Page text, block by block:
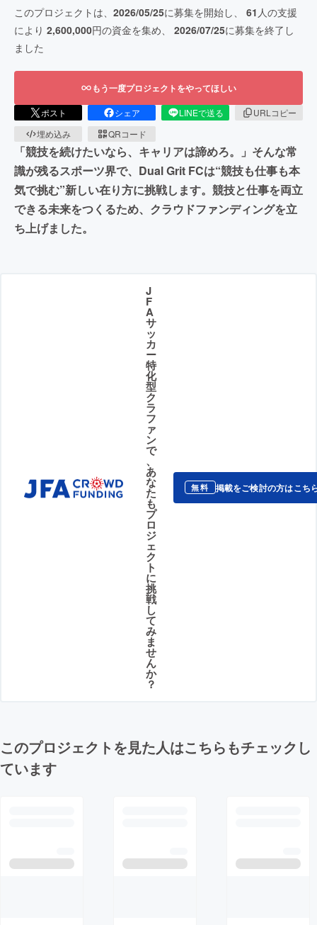
このプロジェクトは、 2026/05/25に募集を開始し、 61 人の支援
により 2,600,000円の資金を集め、 2026/07/25に募集を終了し
ました
もう一度プロジェクトをやってほしい
ポスト シェア LINEで送る
URLコピー
埋め込み
QRコード
「競技を続けたいなら、キャリアは諦めろ。」そんな常
識が残るスポーツ界で、Dual Grit FCは“競技も仕事も本
気で挑む”新しい在り方に挑戦します。競技と仕事を両立
できる未来をつくるため、クラウドファンディングを立
ち上げました。
J
F
A
サ
ッ
カ
ー
特
化
型
ク
ラ
フ
ァ
ン
で
、
あ
な
た
も
プ
ロ
ジ
ェ
ク
ト
に
挑
戦
し
て
み
ま
せ
ん
か
？
無料 掲載をご検討の方はこち
このプロジェクトを見た人はこちらもチェックし
ています